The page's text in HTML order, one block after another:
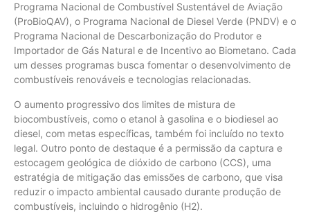
Programa Nacional de Combustível Sustentável de Aviação
(ProBioQAV), o Programa Nacional de Diesel Verde (PNDV) e o
Programa Nacional de Descarbonização do Produtor e
Importador de Gás Natural e de Incentivo ao Biometano. Cada
um desses programas busca fomentar o desenvolvimento de
combustíveis renováveis e tecnologias relacionadas.
O aumento progressivo dos limites de mistura de
biocombustíveis, como o etanol à gasolina e o biodiesel ao
diesel, com metas específicas, também foi incluído no texto
legal. Outro ponto de destaque é a permissão da captura e
estocagem geológica de dióxido de carbono (CCS), uma
estratégia de mitigação das emissões de carbono, que visa
reduzir o impacto ambiental causado durante produção de
combustíveis, incluindo o hidrogênio (H2).